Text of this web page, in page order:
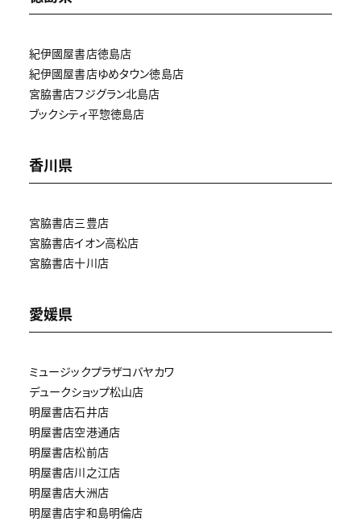
紀伊國屋書店徳島店
紀伊國屋書店ゆめタウン徳島店
宮脇書店フジグラン北島店
ブックシティ平惣徳島店
香川県
宮脇書店三豊店
宮脇書店イオン高松店
宮脇書店十川店
愛媛県
ミュージックプラザコバヤカワ
デュークショップ松山店
明屋書店石井店
明屋書店空港通店
明屋書店松前店
明屋書店川之江店
明屋書店大洲店
明屋書店宇和島明倫店